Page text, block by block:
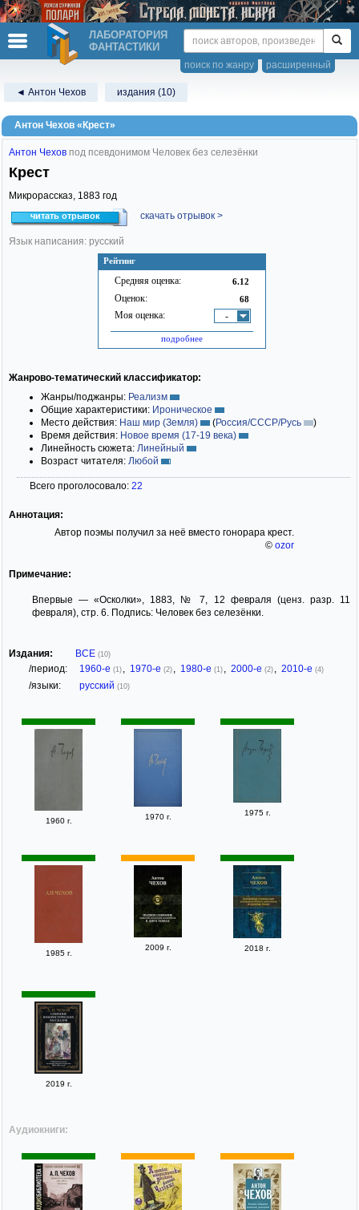
ЛАБОРАТОРИЯ
ФАНТАСТИКИ
расширенный
поиск по жанру
◄ Антон Чехов издания (10)
Антон Чехов «Крест»
Рейтинг
Средняя оценка: 6.12
Оценок: 68
Моя оценка: -
подробнее
Антон Чехов под псевдонимом Человек без селезёнки
Крест
Микрорассказ, 1883 год
читать отрывок скачать отрывок >
Язык написания: русский
Жанрово-тематический классификатор:
Жанры/поджанры: Реализм
Общие характеристики: Ироническое
Место действия: Наш мир (Земля) (Россия/СССР/Русь
)
Время действия: Новое время (17-19 века)
Линейность сюжета: Линейный
Возраст читателя: Любой
Всего проголосовало: 22
Аннотация:
Автор поэмы получил за неё вместо гонорара крест.
© ozor
Примечание:
Впервые — «Осколки», 1883, № 7, 12 февраля (ценз. разр. 11
февраля), стр. 6. Подпись: Человек без селезёнки.
Издания: ВСЕ (10)
/период: 1960-е (1) 1970-е (2) 1980-е (1) 2000-е (2) 2010-е (4)
/языки: русский (10)
1960 г. 1970 г. 1975 г.
1985 г.
2009 г. 2018 г.
2019 г.
Аудиокниги: